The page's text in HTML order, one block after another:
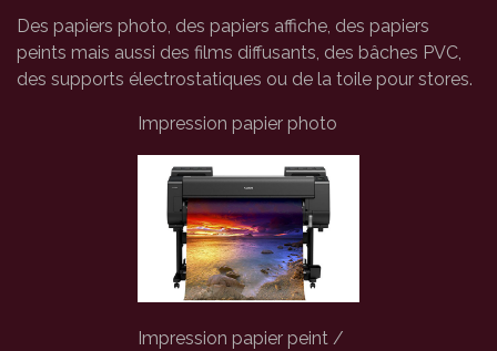
Des papiers photo, des papiers affiche, des papiers
peints mais aussi des films diffusants, des bâches PVC,
des supports électrostatiques ou de la toile pour stores.
Impression papier photo
Impression papier peint /